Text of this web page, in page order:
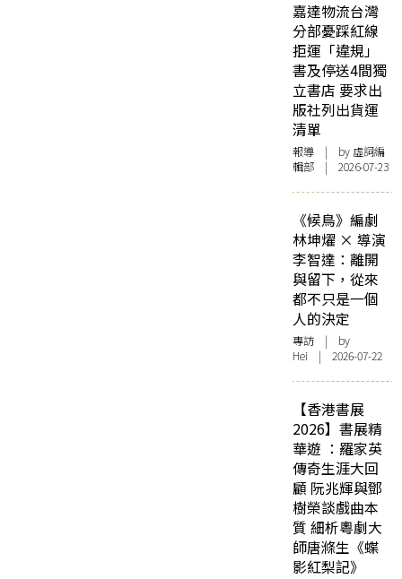
嘉達物流台灣
分部憂踩紅線
拒運「違規」
書及停送4間獨
立書店 要求出
版社列出貨運
清單
報導 | by 虛詞編
輯部 | 2026-07-23
《候鳥》編劇
林坤燿 × 導演
李智達：離開
與留下，從來
都不只是一個
人的決定
專訪 | by
Hei | 2026-07-22
【香港書展
2026】書展精
華遊 ：羅家英
傳奇生涯大回
顧 阮兆輝與鄧
樹榮談戲曲本
質 細析粵劇大
師唐滌生《蝶
影紅梨記》